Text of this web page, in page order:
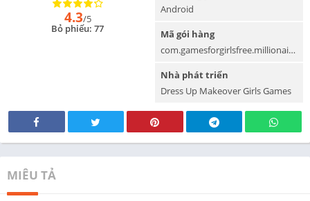
4.3/5
Bỏ phiếu: 77
Android
Mã gói hàng
com.gamesforgirlsfree.millionairewedding
Nhà phát triển
Dress Up Makeover Girls Games
MIÊU TẢ